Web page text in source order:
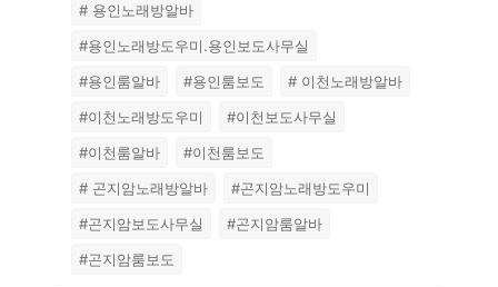
# 용인노래방알바
#용인노래방도우미.용인보도사무실
#용인룸알바
#용인룸보도
# 이천노래방알바
#이천노래방도우미
#이천보도사무실
#이천룸알바
#이천룸보도
# 곤지암노래방알바
#곤지암노래방도우미
#곤지암보도사무실
#곤지암룸알바
#곤지암룸보도